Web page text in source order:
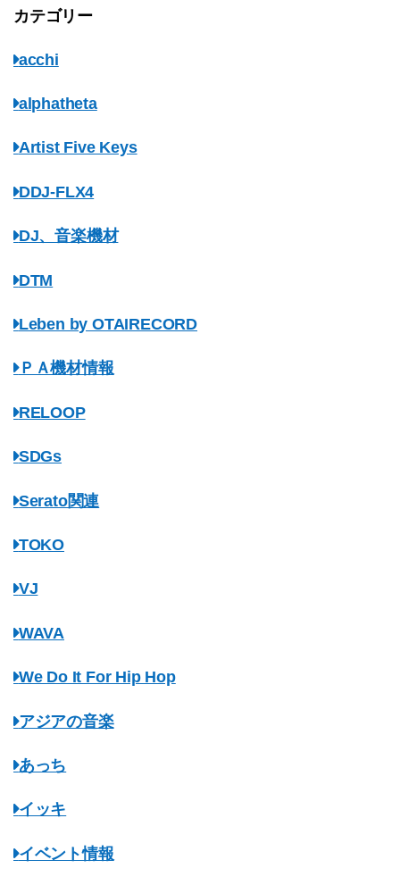
カテゴリー
acchi
alphatheta
Artist Five Keys
DDJ-FLX4
DJ、音楽機材
DTM
Leben by OTAIRECORD
ＰＡ機材情報
RELOOP
SDGs
Serato関連
TOKO
VJ
WAVA
We Do It For Hip Hop
アジアの音楽
あっち
イッキ
イベント情報